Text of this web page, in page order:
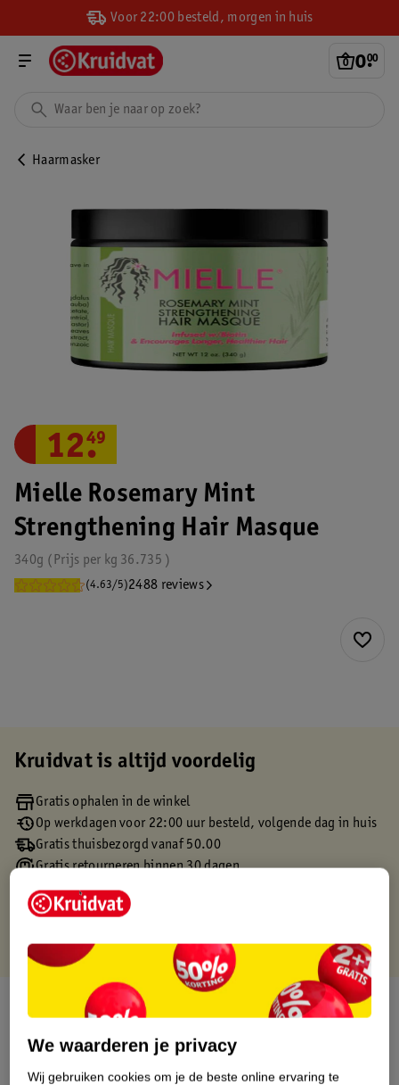
Voor 22:00 besteld, morgen in huis
0.
00
Haarmasker
Mielle Rosemary Mint
Strengthening Hair Masque
340g 36.735
Prijs per kg
(4.63/5)2488 reviews
12.
49
Kruidvat is altijd voordelig
Gratis ophalen in de winkel
Op werkdagen voor 22:00 uur besteld, volgende dag in huis
Gratis thuisbezorgd vanaf 50.00
Gratis retourneren binnen 30 dagen
Gratis punten met je Kruidvat kaart
Over dit product
Productinformatie
We waarderen je privacy
Wij gebruiken cookies om je de beste online ervaring te